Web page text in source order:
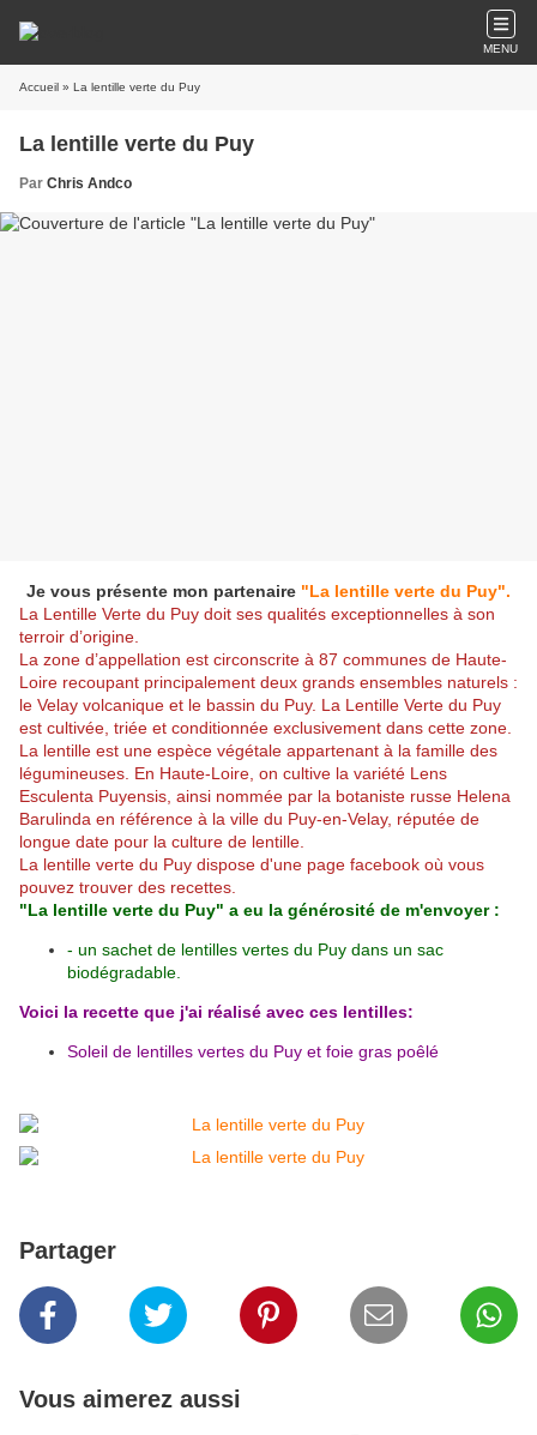
MENU
Accueil » La lentille verte du Puy
La lentille verte du Puy
Par Chris Andco
Je vous présente mon partenaire "La lentille verte du Puy".
La Lentille Verte du Puy doit ses qualités exceptionnelles à son
terroir d’origine.
La zone d’appellation est circonscrite à 87 communes de Haute-
Loire recoupant principalement deux grands ensembles naturels :
le Velay volcanique et le bassin du Puy. La Lentille Verte du Puy
est cultivée, triée et conditionnée exclusivement dans cette zone.
La lentille est une espèce végétale appartenant à la famille des
légumineuses. En Haute-Loire, on cultive la variété Lens
Esculenta Puyensis, ainsi nommée par la botaniste russe Helena
Barulinda en référence à la ville du Puy-en-Velay, réputée de
longue date pour la culture de lentille.
La lentille verte du Puy dispose d'une page facebook où vous
pouvez trouver des recettes.
"La lentille verte du Puy" a eu la générosité de m'envoyer :
- un sachet de lentilles vertes du Puy dans un sac
biodégradable.
Voici la recette que j'ai réalisé avec ces lentilles:
Soleil de lentilles vertes du Puy et foie gras poêlé
Partager
Vous aimerez aussi